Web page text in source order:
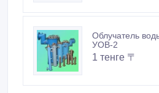
Облучатель
УОВ-2
1 тенге 〒